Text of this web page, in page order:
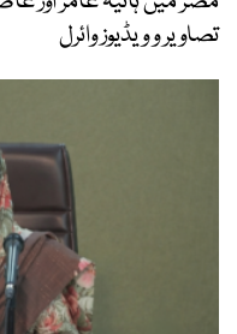
تصاویر و ویڈیوز وائرل